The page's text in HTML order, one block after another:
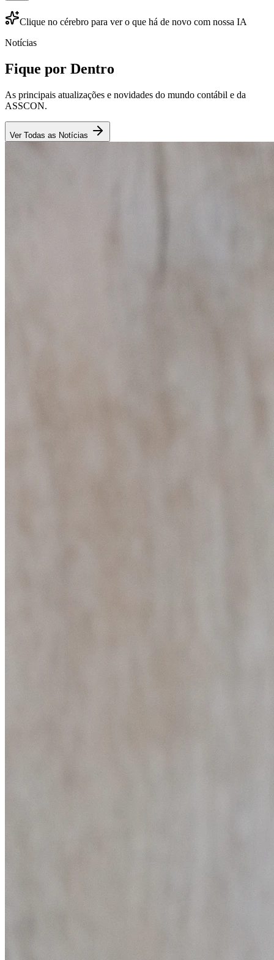
Clique no cérebro para ver o que há de novo com nossa IA
Notícias
Fique por Dentro
As principais atualizações e novidades do mundo contábil e da
ASSCON.
Ver Todas as Notícias